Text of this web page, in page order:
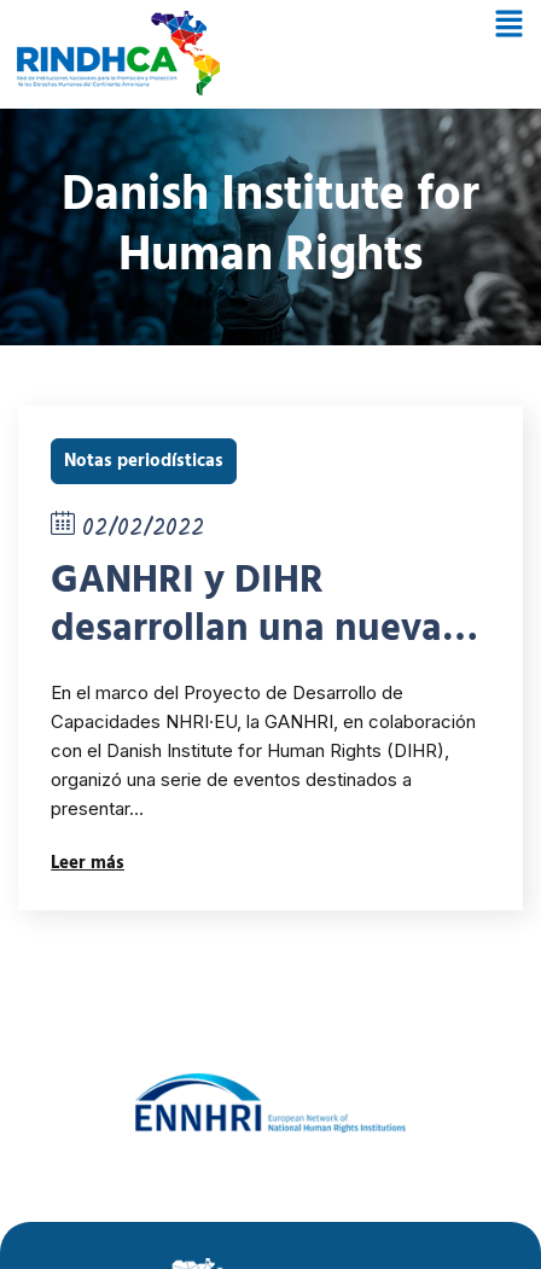
Danish Institute for
Human Rights
Notas periodísticas
02/02/2022
GANHRI y DIHR
desarrollan una nueva
guía para que las INDH
avancen en la promoción
y protección de los
derechos humanos
En el marco del Proyecto de Desarrollo de
Capacidades NHRI·EU, la GANHRI, en colaboración
con el Danish Institute for Human Rights (DIHR),
organizó una serie de eventos destinados a
presentar…
Leer más